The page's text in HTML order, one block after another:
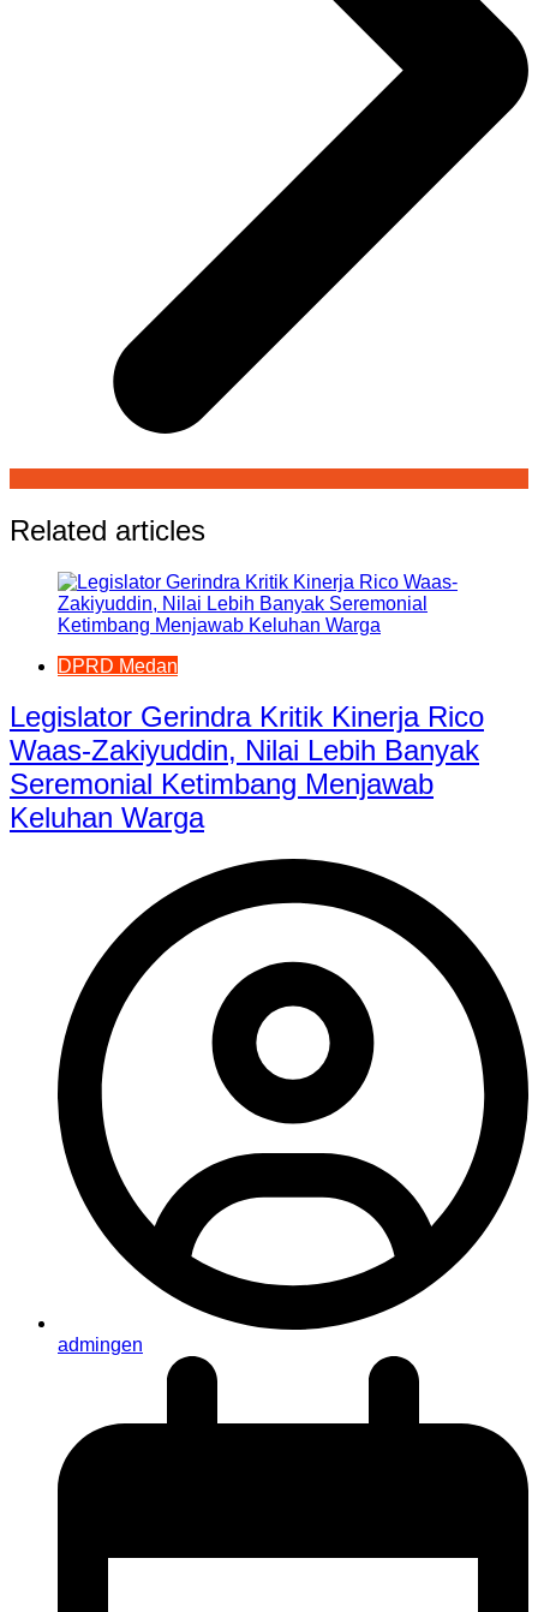
Related articles
DPRD Medan
Legislator Gerindra Kritik Kinerja Rico
Waas-Zakiyuddin, Nilai Lebih Banyak
Seremonial Ketimbang Menjawab
Keluhan Warga
admingen